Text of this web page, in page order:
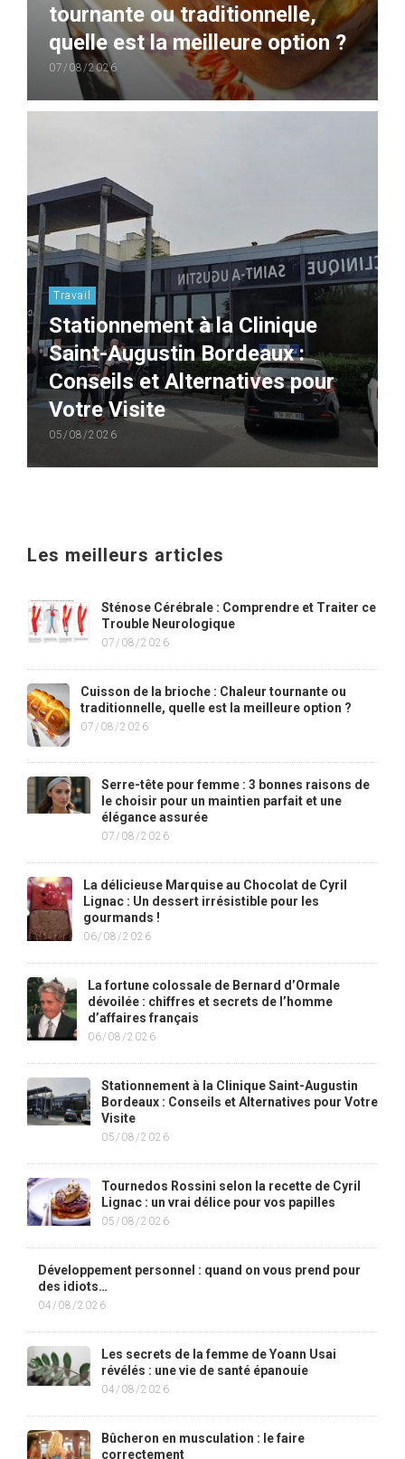
tournante ou traditionnelle,
quelle est la meilleure option ?
07/08/2026
Travail
Stationnement à la Clinique
Saint-Augustin Bordeaux :
Conseils et Alternatives pour
Votre Visite
05/08/2026
Les meilleurs articles
Sténose Cérébrale : Comprendre et Traiter ce
Trouble Neurologique
07/08/2026
Cuisson de la brioche : Chaleur tournante ou
traditionnelle, quelle est la meilleure option ?
07/08/2026
Serre-tête pour femme : 3 bonnes raisons de
le choisir pour un maintien parfait et une
élégance assurée
07/08/2026
La délicieuse Marquise au Chocolat de Cyril
Lignac : Un dessert irrésistible pour les
gourmands !
06/08/2026
La fortune colossale de Bernard d’Ormale
dévoilée : chiffres et secrets de l’homme
d’affaires français
06/08/2026
Stationnement à la Clinique Saint-Augustin
Bordeaux : Conseils et Alternatives pour Votre
Visite
05/08/2026
Tournedos Rossini selon la recette de Cyril
Lignac : un vrai délice pour vos papilles
05/08/2026
Développement personnel : quand on vous prend pour
des idiots…
04/08/2026
Les secrets de la femme de Yoann Usai
révélés : une vie de santé épanouie
04/08/2026
Bûcheron en musculation : le faire
correctement